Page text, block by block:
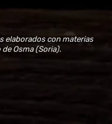
elaborados con materias
Osma (Soria).